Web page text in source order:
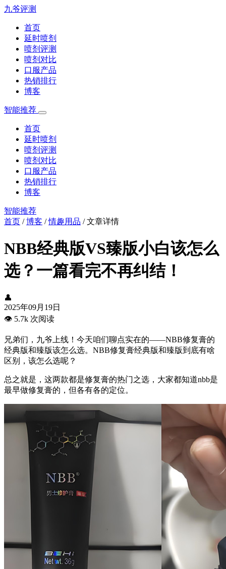
九爷评测
首页
延时喷剂
喷剂评测
喷剂对比
口服产品
热销排行
博客
智能推荐
首页
延时喷剂
喷剂评测
喷剂对比
口服产品
热销排行
博客
智能推荐
首页 /博客 /情趣用品 /文章详情
NBB经典版VS臻版小白该怎么
选？一篇看完不再纠结！
👤
2025年09月19日
👁️ 5.7k 次阅读
兄弟们，九爷上线！今天咱们聊点实在的——NBB修复膏的
经典版和臻版该怎么选。NBB修复膏经典版和臻版到底有啥
区别，该怎么选呢？
总之就是，这两款都是修复膏的热门之选，大家都知道nbb是
最早做修复膏的，但各有各的定位。